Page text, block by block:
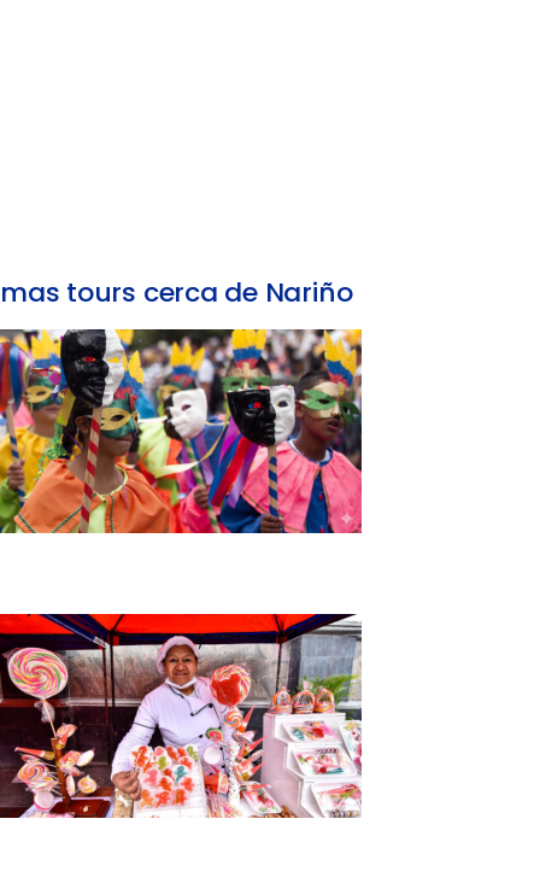
mas tours cerca de Nariño